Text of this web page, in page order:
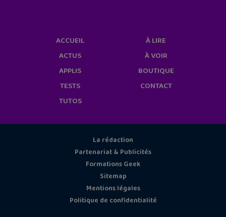
ACCUEIL
ACTUS
APPLIS
TESTS
TUTOS
À LIRE
À VOIR
BOUTIQUE
CONTACT
La rédaction
Partenariat & Publicités
Formations Geek
Sitemap
Mentions légales
Politique de confidentialité